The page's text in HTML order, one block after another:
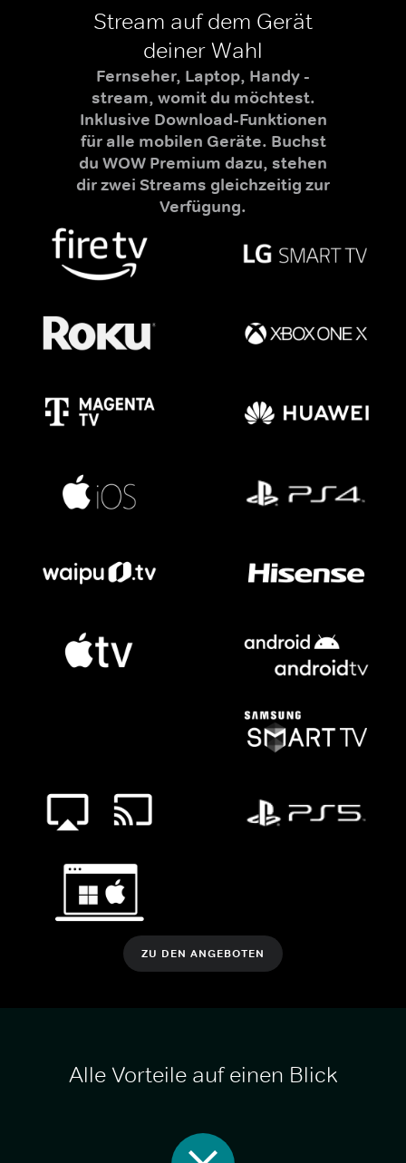
Stream auf dem Gerät
deiner Wahl
Fernseher, Laptop, Handy -
stream, womit du möchtest.
Inklusive Download-Funktionen
für alle mobilen Geräte. Buchst
du WOW Premium dazu, stehen
dir zwei Streams gleichzeitig zur
Verfügung.
ZU DEN ANGEBOTEN
Alle Vorteile auf einen Blick